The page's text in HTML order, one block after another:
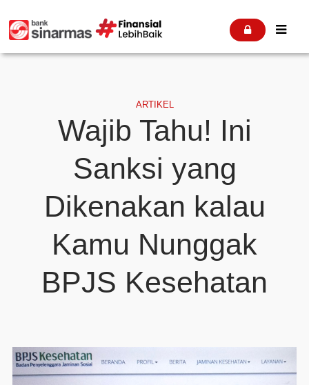
 
ARTIKEL
Wajib Tahu! Ini
Sanksi yang
Dikenakan kalau
Kamu Nunggak
BPJS Kesehatan